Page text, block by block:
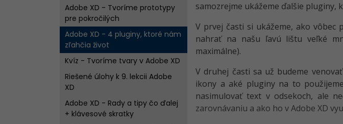
Adobe XD - Tvoríme prototypy
pre pokročilých
Adobe XD - 4 pluginy, ktoré nám
zľahčia život
Kvíz - Tvoríme tvary v Adobe XD
Riešené úlohy k 9. lekcii Adobe
XD
Adobe XD - Rady a tipy čo ďalej
+ klávesové skratky
samozrejme ukážeme ďalšie pluginy,
V prvej časti si ukážeme, ako
nahrať na našu ľavú lištu veľké
maximálne).
V druhej časti sa už budeme
ikony a aké pluginy na to
nasimulovať text v odsekoch, ale
zarovnávaniu a ako ho v Adobe XD